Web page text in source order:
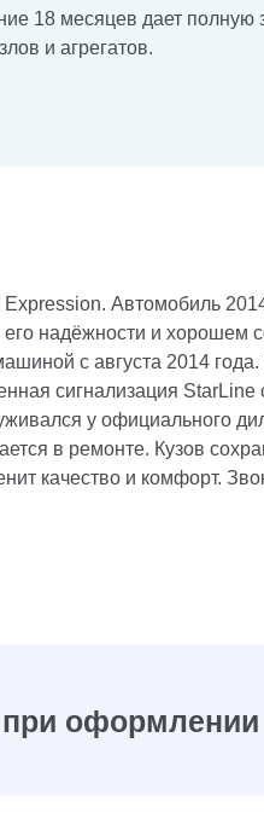
18 месяцев дает полную
и агрегатов.
Автомобиль
его надёжности и
с августа 2014
сигнализация StarLine
у официального
в ремонте. Кузов
качество и комфорт.
оформлении